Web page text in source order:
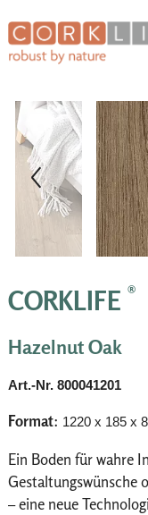
CORKLIFE ®
Hazelnut Oak
Art.-Nr. 800041201
Format: 1220 x 185 x
Ein Boden für wahre
Gestaltungswünsche
– eine neue